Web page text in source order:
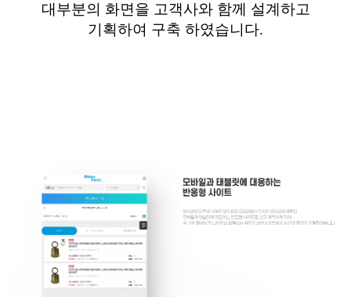
대부분의 화면을 고객사와 함께 설계하고
기획하여 구축 하였습니다.